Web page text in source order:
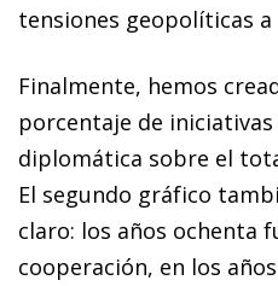
tensiones geopolíticas a
Finalmente, hemos
porcentaje de
diplomática sobre el
El segundo gráfico
claro: los años ochenta
cooperación, en los